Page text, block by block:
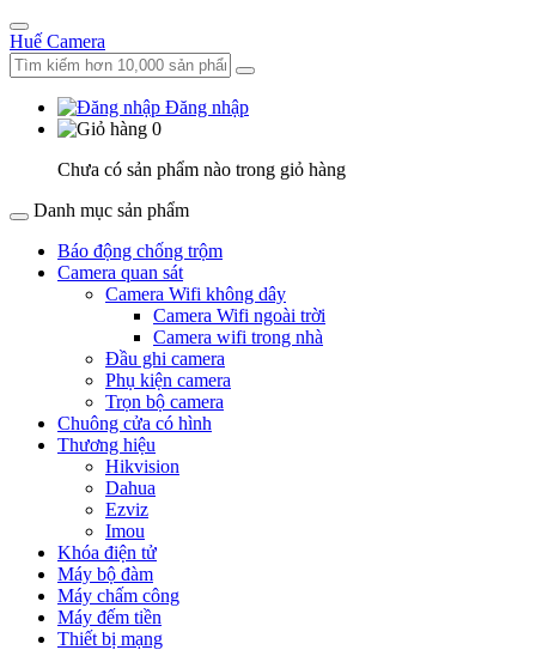
Huế Camera
Đăng nhập
0
Chưa có sản phẩm nào trong giỏ hàng
Danh mục sản phẩm
Báo động chống trộm
Camera quan sát
Camera Wifi không dây
Camera Wifi ngoài trời
Camera wifi trong nhà
Đầu ghi camera
Phụ kiện camera
Trọn bộ camera
Chuông cửa có hình
Thương hiệu
Hikvision
Dahua
Ezviz
Imou
Khóa điện tử
Máy bộ đàm
Máy chấm công
Máy đếm tiền
Thiết bị mạng